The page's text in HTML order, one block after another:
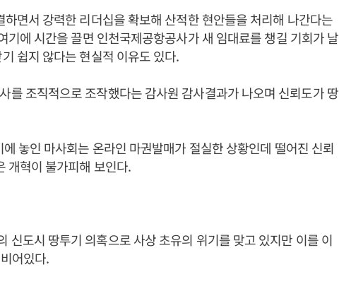
면서 강력한 리더십을 확보해 산적한 현안들을 처리해 나간다는
기에 시간을 끌면 인천국제공항공사가 새 임대료를 챙길 기회가 날
쉽지 않다는 현실적 이유도 있다.
를 조직적으로 조작했다는 감사원 감사결과가 나오며 신뢰도가 땅
놓인 마사회는 온라인 마권발매가 절실한 상황인데 떨어진 신뢰
개혁이 불가피해 보인다.
신도시 땅투기 의혹으로 사상 초유의 위기를 맞고 있지만 이를 이
어있다.